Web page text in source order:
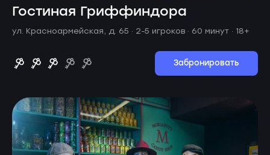
Гостиная Гриффиндора
ул. Красноармейская, д. 65 · 2-5 игроков · 60 минут · 18+
Забронировать